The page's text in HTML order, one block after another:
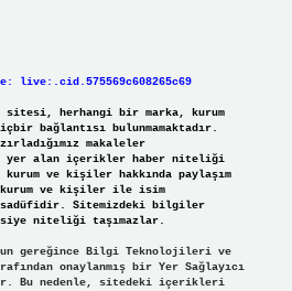
live:.cid.575569c608265c69
sitesi, herhangi bir marka, kurum
bağlantısı bulunmamaktadır.
makaleler
yer alan içerikler haber niteliği
kurum ve kişiler hakkında paylaşım
kurum ve kişiler ile isim
Sitemizdeki bilgiler
niteliği taşımazlar.
gereğince Bilgi Teknolojileri ve
onaylanmış bir Yer Sağlayıcı
Bu nedenle, sitedeki içerikleri